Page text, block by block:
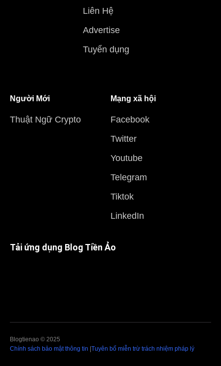
Liên Hệ
Advertise
Tuyển dụng
Người Mới
Thuật Ngữ Crypto
Mạng xã hội
Facebook
Twitter
Youtube
Telegram
Tiktok
LinkedIn
Tải ứng dụng Blog Tiền Ảo
Blogtienao © 2025
Chính sách bảo mật thông tin |Tuyên bố miễn trừ trách nhiệm pháp lý